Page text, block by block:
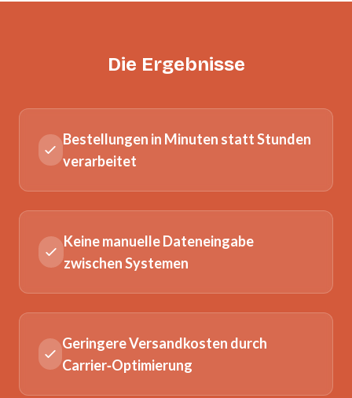
Die Ergebnisse
Bestellungen in Minuten statt Stunden
verarbeitet
Keine manuelle Dateneingabe
zwischen Systemen
Geringere Versandkosten durch
Carrier‑Optimierung